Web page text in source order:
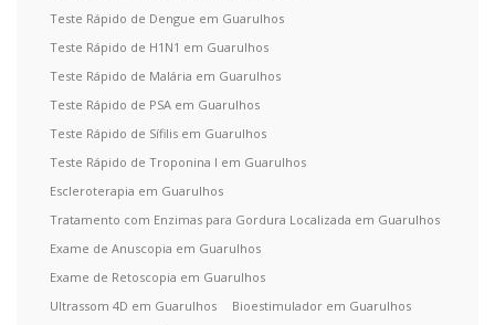
Teste Rápido de Dengue em Guarulhos
Teste Rápido de H1N1 em Guarulhos
Teste Rápido de Malária em Guarulhos
Teste Rápido de PSA em Guarulhos
Teste Rápido de Sífilis em Guarulhos
Teste Rápido de Troponina I em Guarulhos
Escleroterapia em Guarulhos
Tratamento com Enzimas para Gordura Localizada em Guarulhos
Exame de Anuscopia em Guarulhos
Exame de Retoscopia em Guarulhos
Ultrassom 4D em Guarulhos
Bioestimulador em Guarulhos